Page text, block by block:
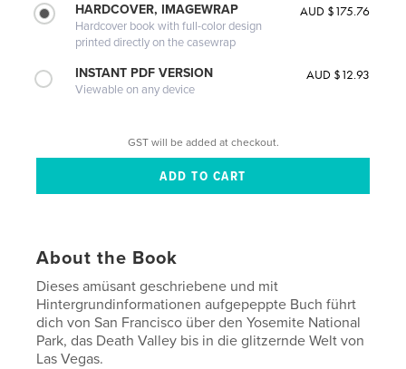
HARDCOVER, IMAGEWRAP
Hardcover book with full-color design
printed directly on the casewrap
AUD $175.76
INSTANT PDF VERSION
Viewable on any device
AUD $12.93
GST will be added at checkout.
About the Book
Dieses amüsant geschriebene und mit
Hintergrundinformationen aufgepeppte Buch führt
dich von San Francisco über den Yosemite National
Park, das Death Valley bis in die glitzernde Welt von
Las Vegas.